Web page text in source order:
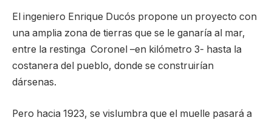
El ingeniero Enrique Ducós propone un proyecto con
una amplia zona de tierras que se le ganaría al mar,
entre la restinga Coronel –en kilómetro 3- hasta la
costanera del pueblo, donde se construirían
dársenas.
Pero hacia 1923, se vislumbra que el muelle pasará a